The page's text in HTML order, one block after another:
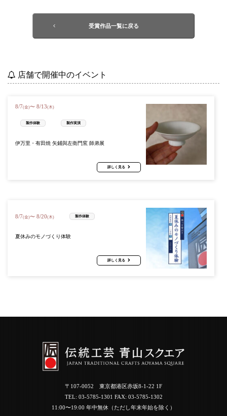
受賞作品一覧に戻る
店舗で開催中のイベント
8/7(金)〜 8/13(木)
製作体験 製作実演
伊万里・有田焼 矢鋪與左衛門窯 師弟展
詳しく見る
8/7(金)〜 8/20(木) 製作体験
夏休みのモノづくり体験
詳しく見る
〒107-0052 東京都港区赤坂8-1-22 1F
TEL: 03-5785-1301 FAX: 03-5785-1302
11:00〜19:00 年中無休（ただし年末年始を除く）